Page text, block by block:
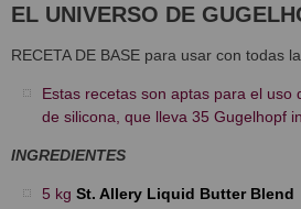
EL UNIVERSO DE
RECETA DE BASE para usar con todas
Estas recetas son aptas para el uso
de silicona, que lleva 35 Gugelhopf
INGREDIENTES
5 kg St. Allery Liquid Butter Blend